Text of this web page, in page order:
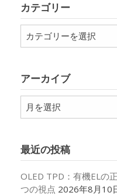
カテゴリー
テ
ー
アーカイブ
ア
ー
ブ
最近の投稿
OLED TPD：有機ELの
つの視点 2026年8月10